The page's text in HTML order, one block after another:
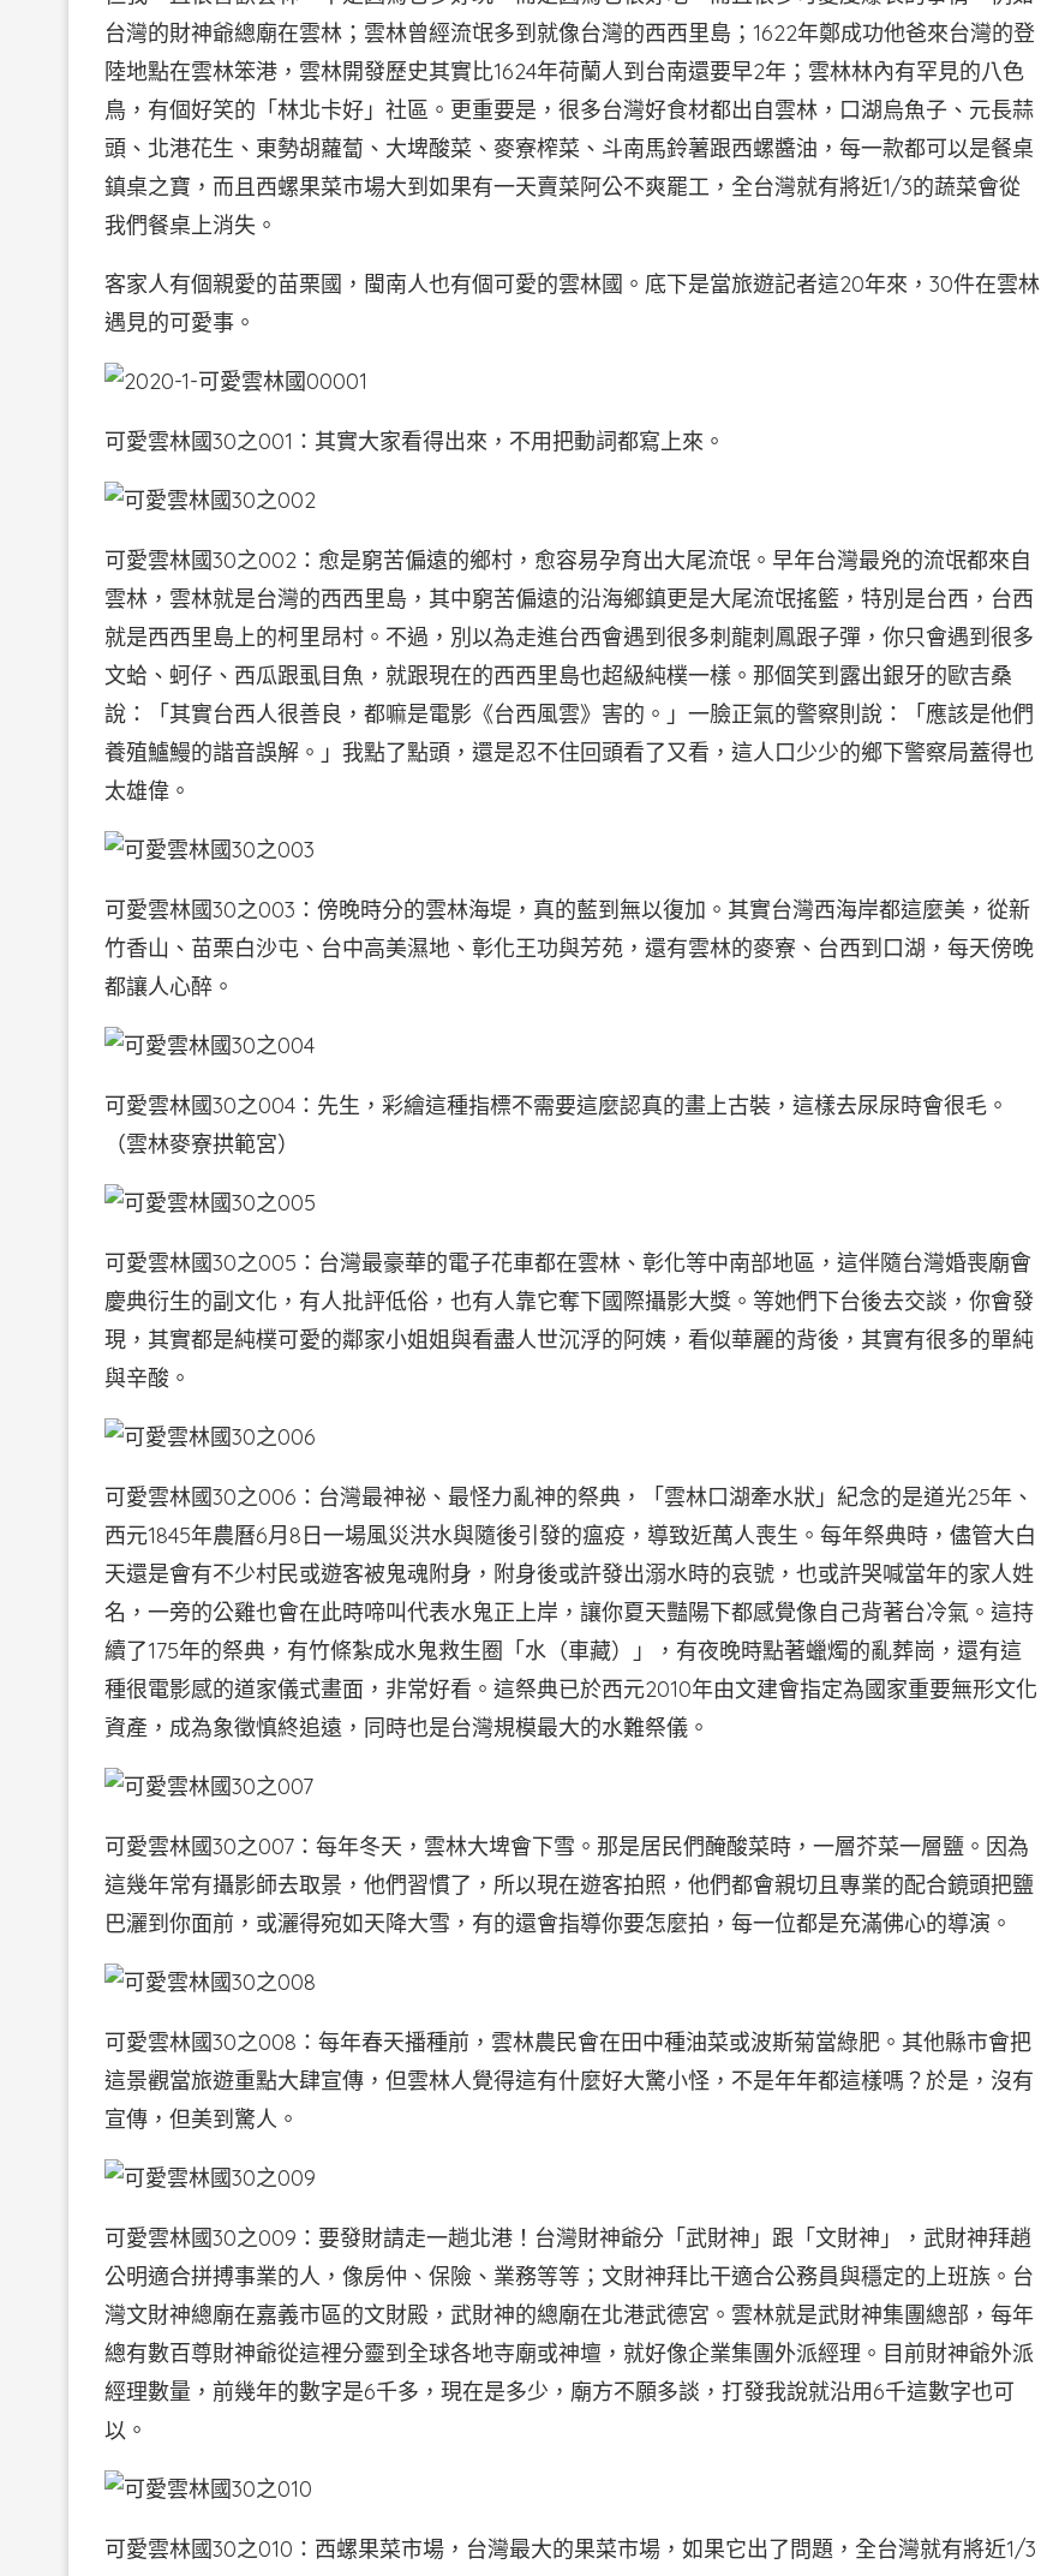
台灣的財神爺總廟在雲林；雲林曾經流氓多到就像台灣的西西里島；1622年鄭成功他爸來台灣的登
陸地點在雲林笨港，雲林開發歷史其實比1624年荷蘭人到台南還要早2年；雲林林內有罕見的八色
鳥，有個好笑的「林北卡好」社區。更重要是，很多台灣好食材都出自雲林，口湖烏魚子、元長蒜
頭、北港花生、東勢胡蘿蔔、大埤酸菜、麥寮榨菜、斗南馬鈴薯跟西螺醬油，每一款都可以是餐桌
鎮桌之寶，而且西螺果菜市場大到如果有一天賣菜阿公不爽罷工，全台灣就有將近1/3的蔬菜會從
我們餐桌上消失。
客家人有個親愛的苗栗國，閩南人也有個可愛的雲林國。底下是當旅遊記者這20年來，30件在雲林
遇見的可愛事。
可愛雲林國30之001：其實大家看得出來，不用把動詞都寫上來。
可愛雲林國30之002：愈是窮苦偏遠的鄉村，愈容易孕育出大尾流氓。早年台灣最兇的流氓都來自
雲林，雲林就是台灣的西西里島，其中窮苦偏遠的沿海鄉鎮更是大尾流氓搖籃，特別是台西，台西
就是西西里島上的柯里昂村。不過，別以為走進台西會遇到很多刺龍刺鳳跟子彈，你只會遇到很多
文蛤、蚵仔、西瓜跟虱目魚，就跟現在的西西里島也超級純樸一樣。那個笑到露出銀牙的歐吉桑
說：「其實台西人很善良，都嘛是電影《台西風雲》害的。」一臉正氣的警察則說：「應該是他們
養殖鱸鰻的諧音誤解。」我點了點頭，還是忍不住回頭看了又看，這人口少少的鄉下警察局蓋得也
太雄偉。
可愛雲林國30之003：傍晚時分的雲林海堤，真的藍到無以復加。其實台灣西海岸都這麼美，從新
竹香山、苗栗白沙屯、台中高美濕地、彰化王功與芳苑，還有雲林的麥寮、台西到口湖，每天傍晚
都讓人心醉。
可愛雲林國30之004：先生，彩繪這種指標不需要這麼認真的畫上古裝，這樣去尿尿時會很毛。
（雲林麥寮拱範宮）
可愛雲林國30之005：台灣最豪華的電子花車都在雲林、彰化等中南部地區，這伴隨台灣婚喪廟會
慶典衍生的副文化，有人批評低俗，也有人靠它奪下國際攝影大獎。等她們下台後去交談，你會發
現，其實都是純樸可愛的鄰家小姐姐與看盡人世沉浮的阿姨，看似華麗的背後，其實有很多的單純
與辛酸。
可愛雲林國30之006：台灣最神祕、最怪力亂神的祭典，「雲林口湖牽水狀」紀念的是道光25年、
西元1845年農曆6月8日一場風災洪水與隨後引發的瘟疫，導致近萬人喪生。每年祭典時，儘管大白
天還是會有不少村民或遊客被鬼魂附身，附身後或許發出溺水時的哀號，也或許哭喊當年的家人姓
名，一旁的公雞也會在此時啼叫代表水鬼正上岸，讓你夏天豔陽下都感覺像自己背著台冷氣。這持
續了175年的祭典，有竹條紮成水鬼救生圈「水（車藏）」，有夜晚時點著蠟燭的亂葬崗，還有這
種很電影感的道家儀式畫面，非常好看。這祭典已於西元2010年由文建會指定為國家重要無形文化
資產，成為象徵慎終追遠，同時也是台灣規模最大的水難祭儀。
可愛雲林國30之007：每年冬天，雲林大埤會下雪。那是居民們醃酸菜時，一層芥菜一層鹽。因為
這幾年常有攝影師去取景，他們習慣了，所以現在遊客拍照，他們都會親切且專業的配合鏡頭把鹽
巴灑到你面前，或灑得宛如天降大雪，有的還會指導你要怎麼拍，每一位都是充滿佛心的導演。
可愛雲林國30之008：每年春天播種前，雲林農民會在田中種油菜或波斯菊當綠肥。其他縣市會把
這景觀當旅遊重點大肆宣傳，但雲林人覺得這有什麼好大驚小怪，不是年年都這樣嗎？於是，沒有
宣傳，但美到驚人。
可愛雲林國30之009：要發財請走一趟北港！台灣財神爺分「武財神」跟「文財神」，武財神拜趙
公明適合拼搏事業的人，像房仲、保險、業務等等；文財神拜比干適合公務員與穩定的上班族。台
灣文財神總廟在嘉義市區的文財殿，武財神的總廟在北港武德宮。雲林就是武財神集團總部，每年
總有數百尊財神爺從這裡分靈到全球各地寺廟或神壇，就好像企業集團外派經理。目前財神爺外派
經理數量，前幾年的數字是6千多，現在是多少，廟方不願多談，打發我說就沿用6千這數字也可
以。
可愛雲林國30之010：西螺果菜市場，台灣最大的果菜市場，如果它出了問題，全台灣就有將近1/3